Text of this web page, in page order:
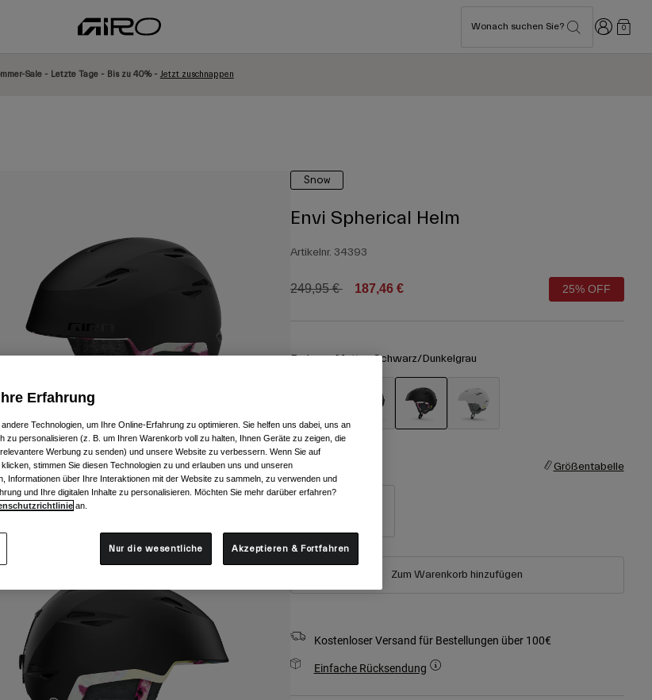
Wonach suchen Sie? Anmelden
0
Sale - Letzte Tage - Bis zu 40% - Jetzt zuschnappen
Snow
Envi Spherical Helm
Artikelnr. 34393
Price reduced from
249,95 €to 187,46 € 25% OFF
Farben -Mattes Schwarz/Dunkelgrau
Größe Größentabelle
Zum Warenkorb hinzufügen
Kostenloser Versand für Bestellungen über 100€
Einfache Rücksendung
Erfahrung
Technologien, um Ihre Online-Erfahrung zu optimieren. Sie helfen uns dabei, uns an
zu personalisieren (z. B. um Ihren Warenkorb voll zu halten, Ihnen Geräte zu zeigen, die
Werbung zu senden) und unsere Website zu verbessern. Wenn Sie auf
klicken, stimmen Sie diesen Technologien zu und erlauben uns und unseren
Informationen über Ihre Interaktionen mit der Website zu sammeln, zu verwenden und
und Ihre digitalen Inhalte zu personalisieren. Möchten Sie mehr darüber erfahren?
an.
Nur die wesentliche Akzeptieren & Fortfahren